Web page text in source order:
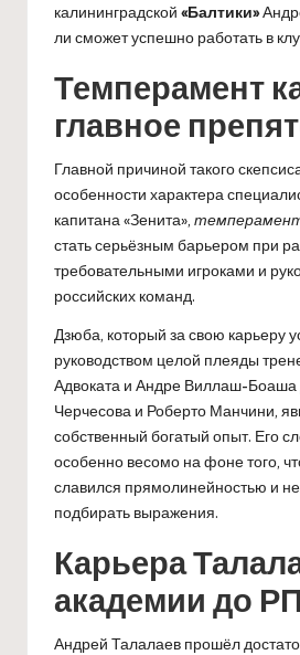
калининградской «Балтики»
ли сможет успешно работать в
Темперамент
главное
Главной причиной такого
особенности характера
капитана «Зенита»,
стать серьёзным барьером при
требовательными игроками и
российских команд.
Дзюба, который за свою карьеру
руководством целой плеяды
Адвоката и Андре Виллаш-Боаша
Черчесова и Роберто Манчини,
собственный богатый опыт. Его
особенно весомо на фоне того,
славился прямолинейностью и
подбирать выражения.
Карьера
академии до
Андрей Талалаев прошёл